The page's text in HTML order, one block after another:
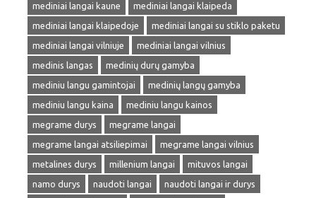
mediniai langai kaune
mediniai langai klaipeda
mediniai langai klaipedoje
mediniai langai su stiklo paketu
mediniai langai vilniuje
mediniai langai vilnius
medinis langas
medinių durų gamyba
mediniu langu gamintojai
medinių langų gamyba
mediniu langu kaina
mediniu langu kainos
megrame durys
megrame langai
megrame langai atsiliepimai
megrame langai vilnius
metalines durys
millenium langai
mituvos langai
namo durys
naudoti langai
naudoti langai ir durys